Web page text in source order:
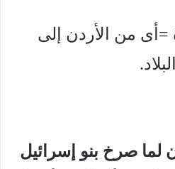
=أى من الأردن إلى
“وكان لما صرخ بنو إسرائيل